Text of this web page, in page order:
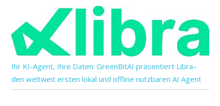
Ihr KI-Agent, Ihre Daten: GreenBitAI präsentiert Libra–
den weltweit ersten lokal und offline nutzbaren AI Agent